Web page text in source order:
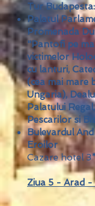
Tur Budapesta:
Palatul
Promenada
"Pantofi pe
victimelor
cu lanturi,
(cea mai mare
Ungaria),
Palatului
Pescarilor si
Bulevardul
Eroilor
Cazare hotel
Ziua 5 - Arad -